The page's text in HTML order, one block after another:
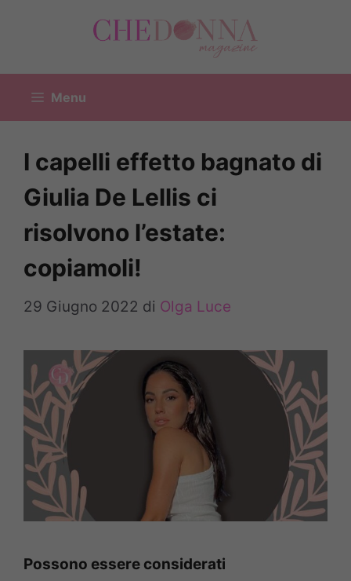
Menu
I capelli effetto bagnato di
Giulia De Lellis ci
risolvono l’estate:
copiamoli!
29 Giugno 2022 di Olga Luce
Possono essere considerati